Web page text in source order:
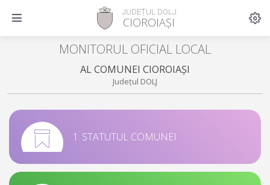
JUDEȚUL DOLJ
CIOROIAȘI
MONITORUL OFICIAL LOCAL
AL COMUNEI CIOROIAȘI
Județul DOLJ
1. STATUTUL COMUNEI